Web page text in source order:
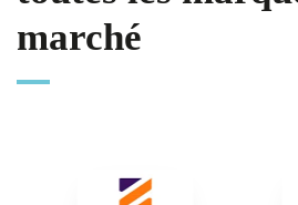
marché